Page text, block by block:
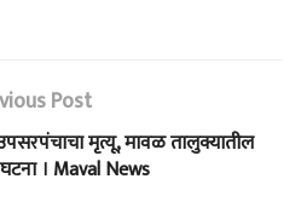
Post
मृत्यू, मावळ तालुक्यातील
। Maval News